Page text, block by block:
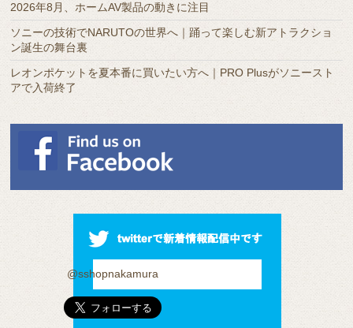
2026年8月、ホームAV製品の動きに注目
ソニーの技術でNARUTOの世界へ｜踊って楽しむ新アトラクショ
ン誕生の舞台裏
レオンポケットを夏本番に買いたい方へ｜PRO Plusがソニースト
アで入荷終了
@sshopnakamura